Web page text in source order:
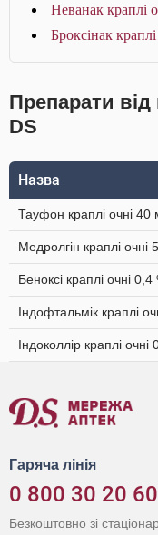
Неванак краплі
Броксінак
Препарати від
DS
Назва
Тауфон краплі очні
Медролгін краплі
Беноксі краплі очні
Індофтальмік краплі
Індоколлір краплі
Гаряча лінія
0 800 30 20 60
Безкоштовно зі